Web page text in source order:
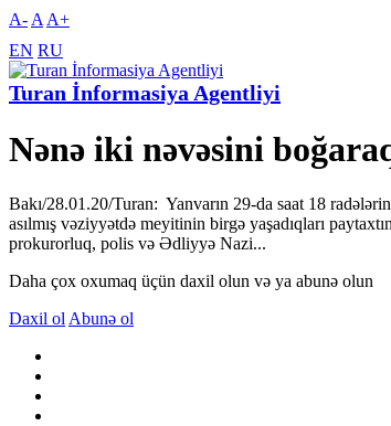
A- A A+
EN RU
Turan İnformasiya Agentliyi
Nənə iki nəvəsini
Bakı/28.01.20/Turan: Yanvarın 29-da saat 18
asılmış vəziyyətdə meyitinin birgə yaşadıqları
prokurorluq, polis və Ədliyyə Nazi...
Daha çox oxumaq üçün daxil olun və ya abunə olun
Daxil ol Abunə ol